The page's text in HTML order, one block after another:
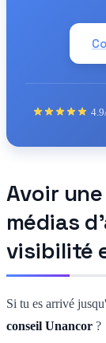
Avoir
médias
visibilité
Si tu es arrivé
conseil Unancor ?